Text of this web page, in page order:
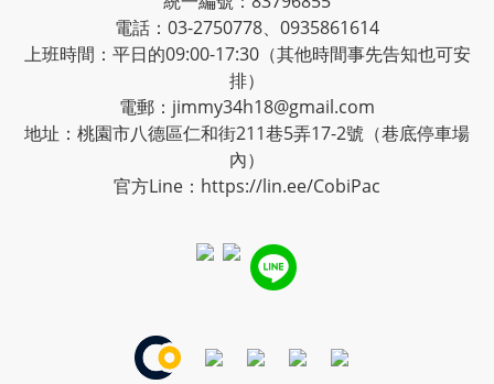
電話：03-2750778、0935861614
上班時間：平日的09:00-17:30（其他時間事先告知也可安
排）
電郵：jimmy34h18@gmail.com
地址：桃園市八德區仁和街211巷5弄17-2號（巷底停車場
內）
官方Line： https://lin.ee/CobiPac